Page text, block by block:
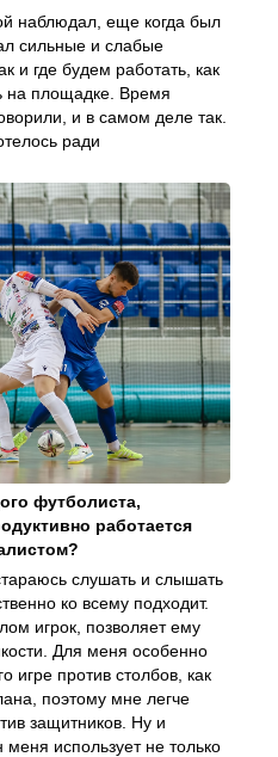
наблюдал, еще когда был
сильные и слабые
и где будем работать, как
на площадке. Время
и в самом деле так.
ради
футболиста,
работается
слушать и слышать
ко всему подходит.
игрок, позволяет ему
Для меня особенно
игре против столбов, как
поэтому мне легче
защитников. Ну и
меня использует не только